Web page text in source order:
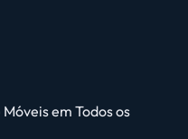
em Todos os